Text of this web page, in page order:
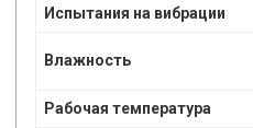
Испытания на вибрации
Влажность
Рабочая температура